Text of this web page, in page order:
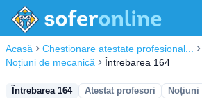
Acasă Chestionare atestate profesional...
Noțiuni de mecanică
Întrebarea 164
Întrebarea 164 Atestat profesori Noțiuni